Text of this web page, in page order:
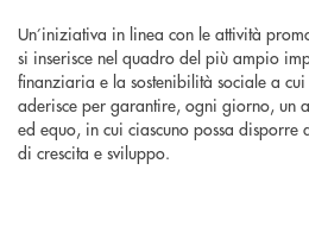
Un’iniziativa in linea con le attività
si inserisce nel quadro del più ampio
finanziaria e la sostenibilità sociale a
aderisce per garantire, ogni giorno, un
ed equo, in cui ciascuno possa disporre
di crescita e sviluppo.